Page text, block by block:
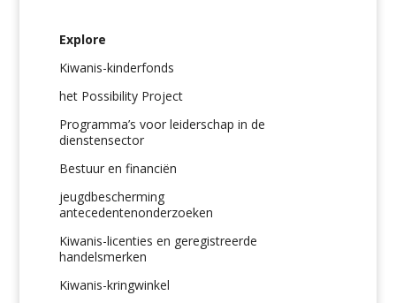
Explore
Kiwanis-kinderfonds
het Possibility Project
Programma’s voor leiderschap in de
dienstensector
Bestuur en financiën
jeugdbescherming
antecedentenonderzoeken
Kiwanis-licenties en geregistreerde
handelsmerken
Kiwanis-kringwinkel